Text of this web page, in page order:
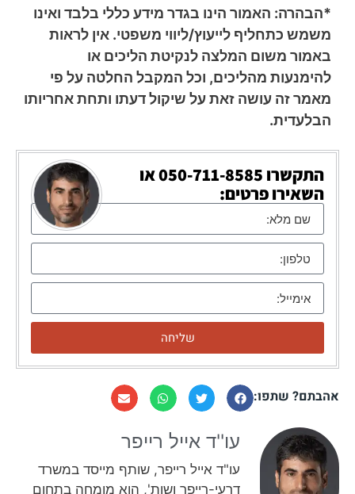
*הבהרה: האמור הינו בגדר מידע כללי בלבד ואינו
משמש כתחליף לייעוץ/ליווי משפטי. אין לראות
באמור משום המלצה לנקיטת הליכים או
להימנעות מהליכים, וכל המקבל החלטה על פי
מאמר זה עושה זאת על שיקול דעתו ותחת אחריותו
הבלעדית.
התקשרו 050-711-8585או
השאירו פרטים:
שליחה
אהבתם? שתפו:
עו''ד אייל רייפר​
עו"ד אייל רייפר, שותף מייסד במשרד
דרעי-רייפר ושות', הוא מומחה בתחום